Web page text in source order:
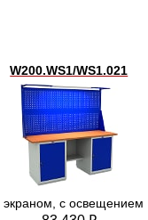
W200.WS1/WS1.021
экраном, с освещением